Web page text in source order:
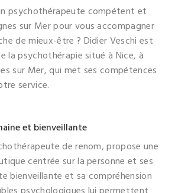
psychothérapeute compétent et
sur Mer pour vous accompagner
de mieux-être ? Didier Veschi est
la psychothérapie situé à Nice, à
sur Mer, qui met ses compétences
service.
et bienveillante
de renom, propose une
centrée sur la personne et ses
bienveillante et sa compréhension